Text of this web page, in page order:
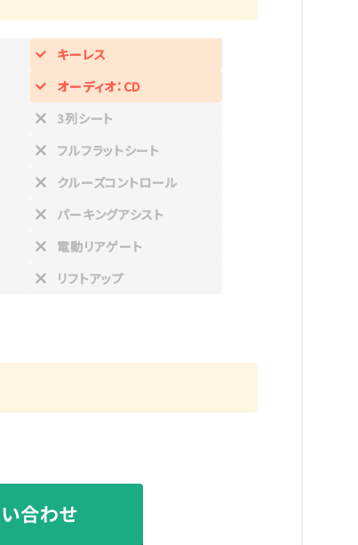
キーレス
オーディオ：CD
3列シート
フルフラットシート
クルーズコントロール
パーキングアシスト
電動リアゲート
リフトアップ